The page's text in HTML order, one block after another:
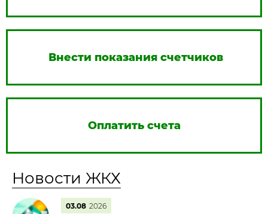
Внести показания счетчиков
Оплатить счета
Новости ЖКХ
03.08 2026